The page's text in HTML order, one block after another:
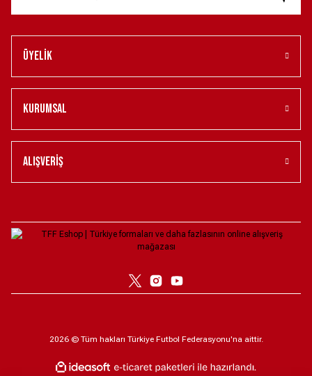
Üyelik
Kurumsal
Alışveriş
2026 © Tüm hakları Türkiye Futbol Federasyonu'na aittir.
ideasoft
e-